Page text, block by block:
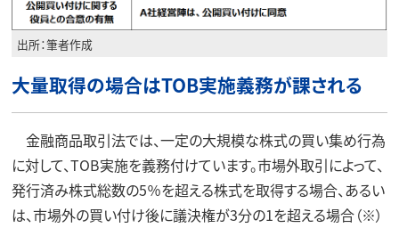
出所：筆者作成
大量取得の場合はTOB実施義務が課される
金融商品取引法では、一定の大規模な株式の買い集め行為
に対して、TOB実施を義務付けています。市場外取引によって、
発行済み株式総数の5％を超える株式を取得する場合、あるい
は、市場外の買い付け後に議決権が3分の1を超える場合（※）